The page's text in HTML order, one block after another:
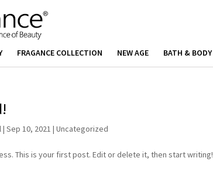
FRAGANCE COLLECTION NEW AGE BATH & BODY
|Sep 10, 2021 |Uncategorized
This is your first post. Edit or delete it, then start writing!